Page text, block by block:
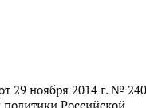
29 ноября 2014 г. №